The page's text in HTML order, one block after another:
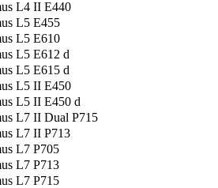
L4 II E440
L5 E455
L5 E610
L5 E612 d
L5 E615 d
L5 II E450
L5 II E450 d
L7 II Dual P715
L7 II P713
L7 P705
L7 P713
L7 P715